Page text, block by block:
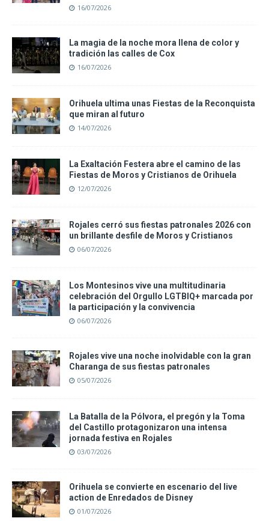
16/07/2026
La magia de la noche mora llena de color y
tradición las calles de Cox
16/07/2026
Orihuela ultima unas Fiestas de la Reconquista
que miran al futuro
14/07/2026
La Exaltación Festera abre el camino de las
Fiestas de Moros y Cristianos de Orihuela
12/07/2026
Rojales cerró sus fiestas patronales 2026 con
un brillante desfile de Moros y Cristianos
06/07/2026
Los Montesinos vive una multitudinaria
celebración del Orgullo LGTBIQ+ marcada por
la participación y la convivencia
06/07/2026
Rojales vive una noche inolvidable con la gran
Charanga de sus fiestas patronales
05/07/2026
La Batalla de la Pólvora, el pregón y la Toma
del Castillo protagonizaron una intensa
jornada festiva en Rojales
03/07/2026
Orihuela se convierte en escenario del live
action de Enredados de Disney
01/07/2026